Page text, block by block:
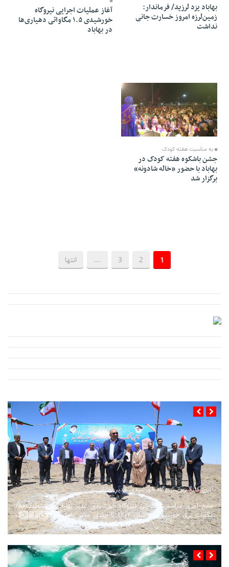
بهاباد یزد لرزید/ فرماندار:
زمین‌لرزه امروز خسارت جانی
نداشت
آغاز عملیات اجرایی نیروگاه
خورشیدی ۱.۵ مگاواتی دهیاری‌ها
در بهاباد
22 Mehr 1404 - 12:14
به مناسبت هفته کودک
جشن باشکوه هفته کودک در
بهاباد با حضور «خاله شادونه»
برگزار شد
1
2
3
... انتها
آئین کلنگ‌زنی نیروگاه خورشیدی غدیر بهاباد یزد
صبح امروز مراسم کلنگ‌زنی نیروگاه خورشیدی غدیر بهاباد برای تولید ۸۰۰
مگاوات برق خورشیدی تا سال ۱۴۰۴ با حضور مدیر عامل شرکت سرمایه‌گ
...